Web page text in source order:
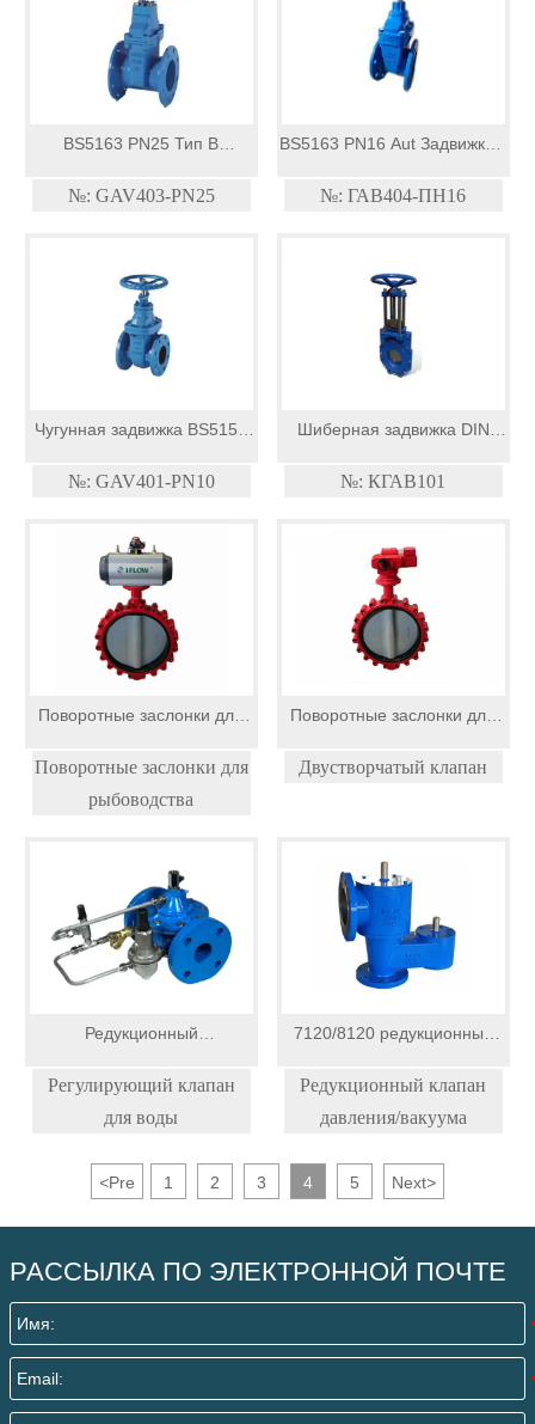
BS5163 PN25 Тип B
седлом
№: GAV403-PN25
BS5163 PN16 Aut Задвижка с
№: ГАВ404-ПН16
Чугунная задвижка BS5150
№: GAV401-PN10
Шиберная задвижка DIN
№: КГАВ101
Поворотные заслонки для
Поворотные заслонки для
рыбоводства
Поворотные заслонки для
Двустворчатый клапан
Редукционный
Регулирующий клапан
для воды
7120/8120 редукционный
Редукционный клапан
давления/вакуума
<Pre 1 2 3 4 5 Next>
РАССЫЛКА ПО ЭЛЕКТРОННОЙ ПОЧТЕ